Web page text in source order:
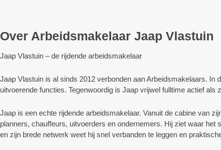
Over Arbeidsmakelaar Jaap Vlastuin
Jaap Vlastuin – de rijdende arbeidsmakelaar
Jaap Vlastuin is al sinds 2012 verbonden aan Arbeidsmakelaars. In
uitvoerende functies. Tegenwoordig is Jaap vrijwel fulltime actief
Jaap is een echte rijdende arbeidsmakelaar. Vanuit de cabine van
planners, chauffeurs, uitvoerders en ondernemers. Hij ziet waar
en zijn brede netwerk weet hij snel verbanden te leggen en